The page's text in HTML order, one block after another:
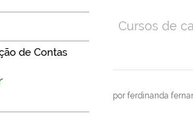
de Contas
por ferdinanda
Cursos de